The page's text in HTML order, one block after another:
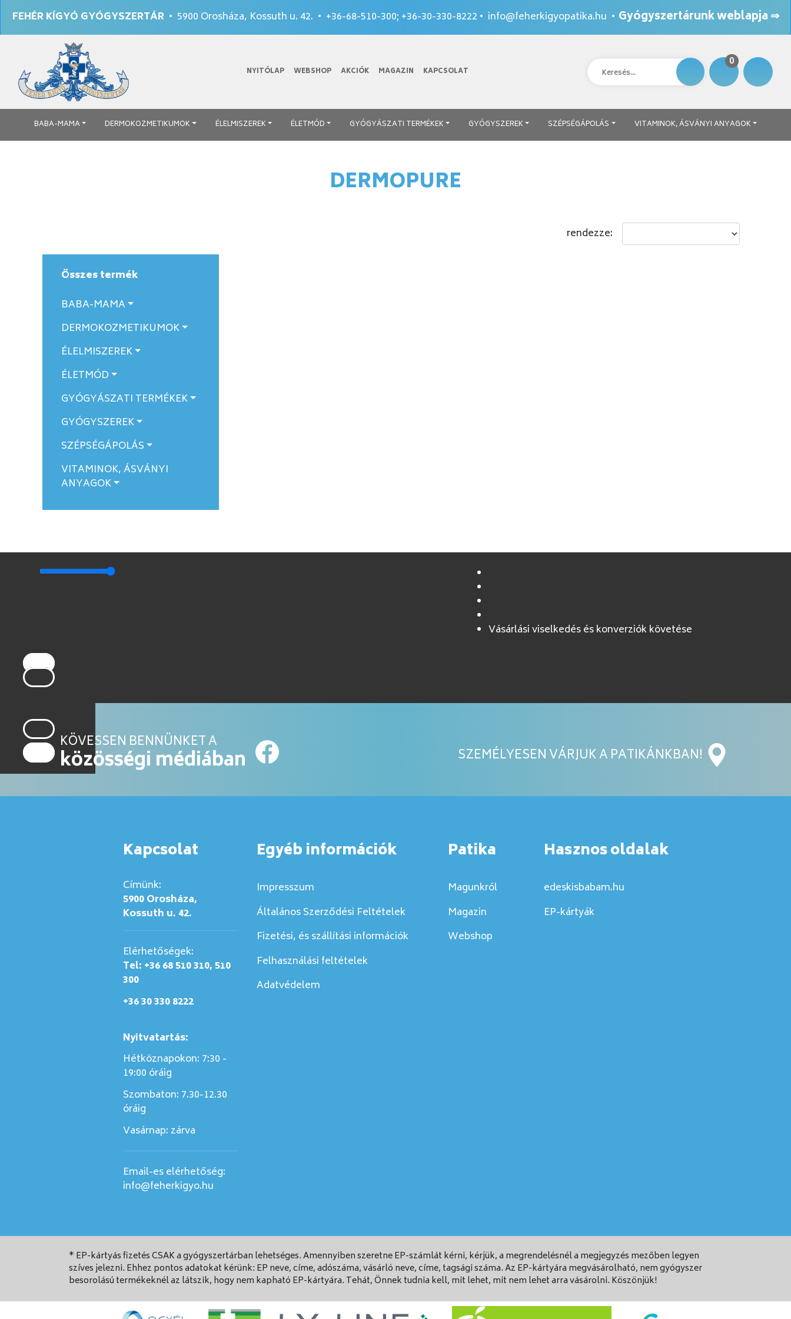
FEHÉR KÍGYÓ GYÓGYSZERTÁR• 5900 Orosháza, Kossuth u. 42. • +36-68-510-300; +36-30-330-8222 • info@feherkigyopatika.hu • Gyógyszertárunk weblapja ⇒
NYITÓLAP WEBSHOP AKCIÓK MAGAZIN KAPCSOLAT
0
BABA-MAMA DERMOKOZMETIKUMOK ÉLELMISZEREK ÉLETMÓD GYÓGYÁSZATI TERMÉKEK GYÓGYSZEREK SZÉPSÉGÁPOLÁS VITAMINOK, ÁSVÁNYI ANYAGOK
DERMOPURE
rendezze:
Összes termék
BABA-MAMA
DERMOKOZMETIKUMOK
ÉLELMISZEREK
ÉLETMÓD
GYÓGYÁSZATI TERMÉKEK
GYÓGYSZEREK
SZÉPSÉGÁPOLÁS
VITAMINOK, ÁSVÁNYI
ANYAGOK
Vásárlási viselkedés és konverziók követése
KÖVESSEN BENNÜNKET A
közösségi médiában SZEMÉLYESEN VÁRJUK A PATIKÁNKBAN!
Kapcsolat
Címünk:
5900 Orosháza,
Kossuth u. 42.
Elérhetőségek:
Tel: +36 68 510 310, 510
300
+36 30 330 8222
Nyitvatartás:
Hétköznapokon: 7:30 -
19:00 óráig
Szombaton: 7.30-12.30
óráig
Vasárnap: zárva
Email-es elérhetőség:
info@feherkigyo.hu
Egyéb információk
Impresszum
Általános Szerződési Feltételek
Fizetési, és szállítási információk
Felhasználási feltételek
Adatvédelem
Patika
Magunkról
Magazin
Webshop
Hasznos oldalak
edeskisbabam.hu
EP-kártyák
* EP-kártyás fizetés CSAK a gyógyszertárban lehetséges. Amennyiben szeretne EP-számlát kérni, kérjük, a megrendelésnél a megjegyzés mezőben legyen
szíves jelezni. Ehhez pontos adatokat kérünk: EP neve, címe, adószáma, vásárló neve, címe, tagsági száma. Az EP-kártyára megvásárolható, nem gyógyszer
besorolású termékeknél az látszik, hogy nem kapható EP-kártyára. Tehát, Önnek tudnia kell, mit lehet, mit nem lehet arra vásárolni. Köszönjük!